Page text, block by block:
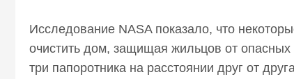
Исследование NASA показало, что
очистить дом, защищая жильцов от опасных
три папоротника на расстоянии друг от